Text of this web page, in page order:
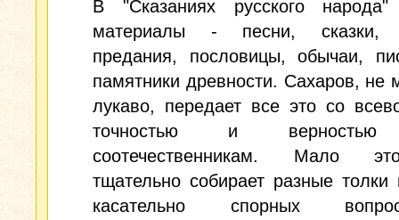
В "Сказаниях русского народа"
материалы - песни, сказки,
предания, пословицы, обычаи,
памятники древности. Сахаров, не
лукаво, передает все это со
точностью и
соотечественникам. Мало
тщательно собирает разные
касательно спорных